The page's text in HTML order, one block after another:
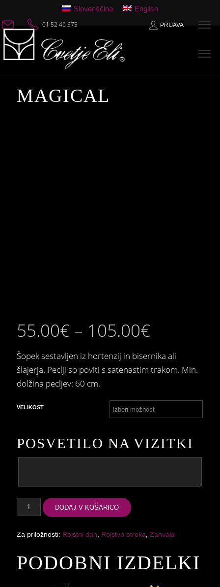
01 52 46 375
Slovenščina English
PRIJAVA
MAGICAL
55.00€ – 105.00€
Šopek sestavljen iz hortenzij in bisernika ali
šlajerja. Peclji so poviti s satenastim trakom. Min.
dolžina pecljev: 60 cm.
VELIKOST
POSVETILO NA VIZITKI
Magical
količina
DODAJ V KOŠARICO
Za priložnosti: Rojstni dan Rojstvo otroka ,Zahvala
PODOBNI IZDELKI